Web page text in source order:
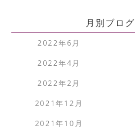
月別ブログ
2022年6月
2022年4月
2022年2月
2021年12月
2021年10月